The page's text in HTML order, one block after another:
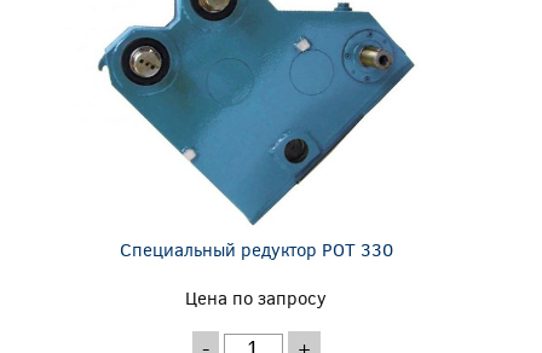
Специальный редуктор POT 330
Цена по запросу
- +